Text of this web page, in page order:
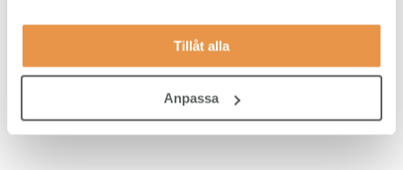
Tillåt alla
Anpassa
verksamhetsområde är meriterande
Tidigare arbete med administration, dokumentation och
systemvana är meriterande
Ett upparbetat nätverk är meriterande.